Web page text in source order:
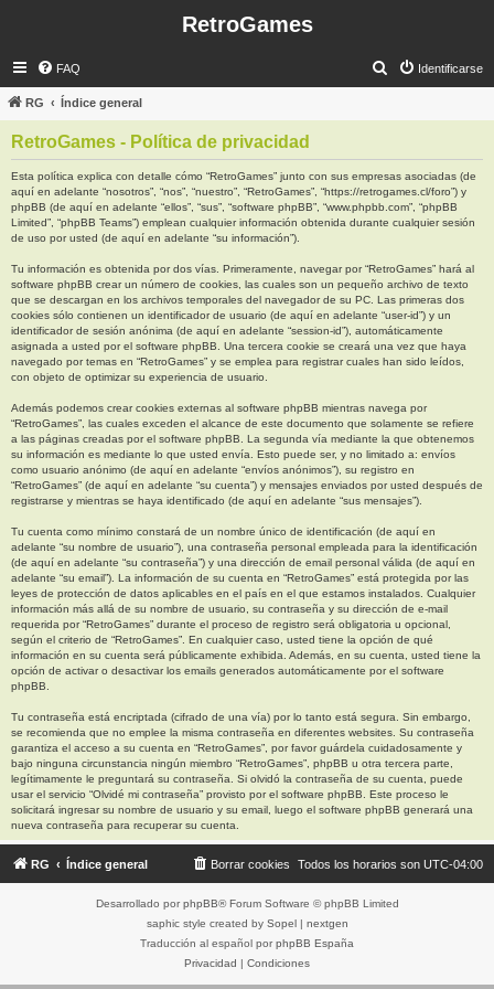
RetroGames
FAQ Identificarse
s
a
r
RG Índice general
RetroGames - Política de privacidad
Esta política explica con detalle cómo “RetroGames” junto con sus empresas asociadas (de
aquí en adelante “nosotros”, “nos”, “nuestro”, “RetroGames”, “https://retrogames.cl/foro”) y
phpBB (de aquí en adelante “ellos”, “sus”, “software phpBB”, “www.phpbb.com”, “phpBB
Limited”, “phpBB Teams”) emplean cualquier información obtenida durante cualquier sesión
de uso por usted (de aquí en adelante “su información”).
Tu información es obtenida por dos vías. Primeramente, navegar por “RetroGames” hará al
software phpBB crear un número de cookies, las cuales son un pequeño archivo de texto
que se descargan en los archivos temporales del navegador de su PC. Las primeras dos
cookies sólo contienen un identificador de usuario (de aquí en adelante “user-id”) y un
identificador de sesión anónima (de aquí en adelante “session-id”), automáticamente
asignada a usted por el software phpBB. Una tercera cookie se creará una vez que haya
navegado por temas en “RetroGames” y se emplea para registrar cuales han sido leídos,
con objeto de optimizar su experiencia de usuario.
Además podemos crear cookies externas al software phpBB mientras navega por
“RetroGames”, las cuales exceden el alcance de este documento que solamente se refiere
a las páginas creadas por el software phpBB. La segunda vía mediante la que obtenemos
su información es mediante lo que usted envía. Esto puede ser, y no limitado a: envíos
como usuario anónimo (de aquí en adelante “envíos anónimos”), su registro en
“RetroGames” (de aquí en adelante “su cuenta”) y mensajes enviados por usted después de
registrarse y mientras se haya identificado (de aquí en adelante “sus mensajes”).
Tu cuenta como mínimo constará de un nombre único de identificación (de aquí en
adelante “su nombre de usuario”), una contraseña personal empleada para la identificación
(de aquí en adelante “su contraseña”) y una dirección de email personal válida (de aquí en
adelante “su email”). La información de su cuenta en “RetroGames” está protegida por las
leyes de protección de datos aplicables en el país en el que estamos instalados. Cualquier
información más allá de su nombre de usuario, su contraseña y su dirección de e-mail
requerida por “RetroGames” durante el proceso de registro será obligatoria u opcional,
según el criterio de “RetroGames”. En cualquier caso, usted tiene la opción de qué
información en su cuenta será públicamente exhibida. Además, en su cuenta, usted tiene la
opción de activar o desactivar los emails generados automáticamente por el software
phpBB.
Tu contraseña está encriptada (cifrado de una vía) por lo tanto está segura. Sin embargo,
se recomienda que no emplee la misma contraseña en diferentes websites. Su contraseña
garantiza el acceso a su cuenta en “RetroGames”, por favor guárdela cuidadosamente y
bajo ninguna circunstancia ningún miembro “RetroGames”, phpBB u otra tercera parte,
legítimamente le preguntará su contraseña. Si olvidó la contraseña de su cuenta, puede
usar el servicio “Olvidé mi contraseña” provisto por el software phpBB. Este proceso le
solicitará ingresar su nombre de usuario y su email, luego el software phpBB generará una
nueva contraseña para recuperar su cuenta.
RG Índice general Todos los horarios son UTC-04:00
Borrar cookies
Desarrollado por phpBB® Forum Software © phpBB Limited
saphic style created by Sopel| nextgen
Traducción al español por phpBB España
Privacidad | Condiciones